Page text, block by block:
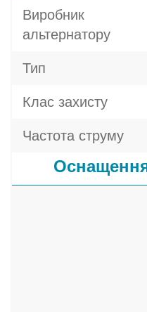
Виробник
альтернатору
Тип
Клас захисту
Частота струму